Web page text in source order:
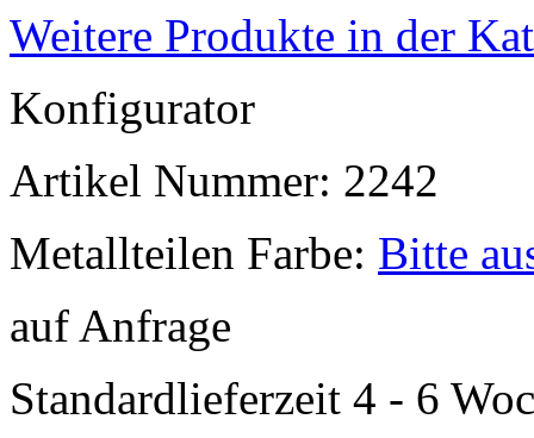
Weitere Produkte in der
Konfigurator
Artikel Nummer: 2242
Metallteilen Farbe: Bitte
auf Anfrage
Standardlieferzeit 4 - 6